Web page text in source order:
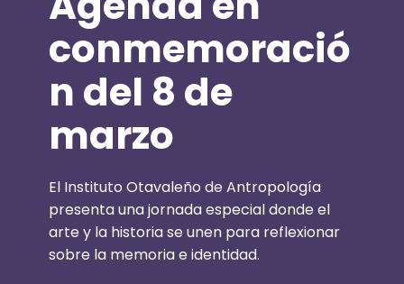
conmemoració
n del 8 de
marzo
El Instituto Otavaleño de Antropología
presenta una jornada especial donde el
arte y la historia se unen para reflexionar
sobre la memoria e identidad.